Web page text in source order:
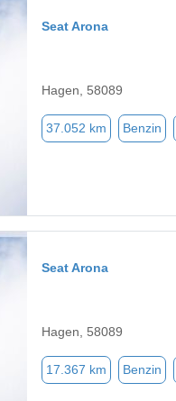
Seat Arona
Hagen, 58089
37.052 km Benzin
Seat Arona
Hagen, 58089
17.367 km Benzin